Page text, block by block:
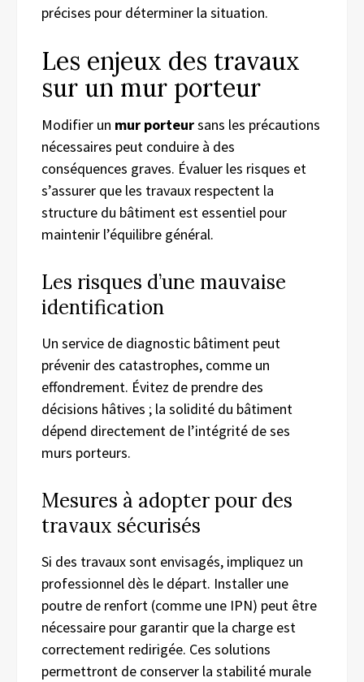
précises pour déterminer la situation.
Les enjeux des travaux
sur un mur porteur
Modifier un mur porteursans les précautions
nécessaires peut conduire à des
conséquences graves. Évaluer les risques et
s’assurer que les travaux respectent la
structure du bâtiment est essentiel pour
maintenir l’équilibre général.
Les risques d’une mauvaise
identification
Un service de diagnostic bâtiment peut
prévenir des catastrophes, comme un
effondrement. Évitez de prendre des
décisions hâtives ; la solidité du bâtiment
dépend directement de l’intégrité de ses
murs porteurs.
Mesures à adopter pour des
travaux sécurisés
Si des travaux sont envisagés, impliquez un
professionnel dès le départ. Installer une
poutre de renfort (comme une IPN) peut être
nécessaire pour garantir que la charge est
correctement redirigée. Ces solutions
permettront de conserver la stabilité murale